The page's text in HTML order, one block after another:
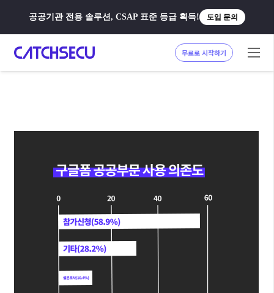
공공기관 전용 솔루션, CSAP 표준 등급 획득! 도입 문의
무료로 시작하기